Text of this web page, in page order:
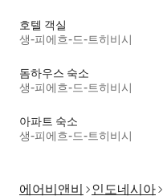
호텔 객실
생-피에흐-드-트히비시
돔하우스 숙소
생-피에흐-드-트히비시
아파트 숙소
생-피에흐-드-트히비시
에어비앤비 인도네시아